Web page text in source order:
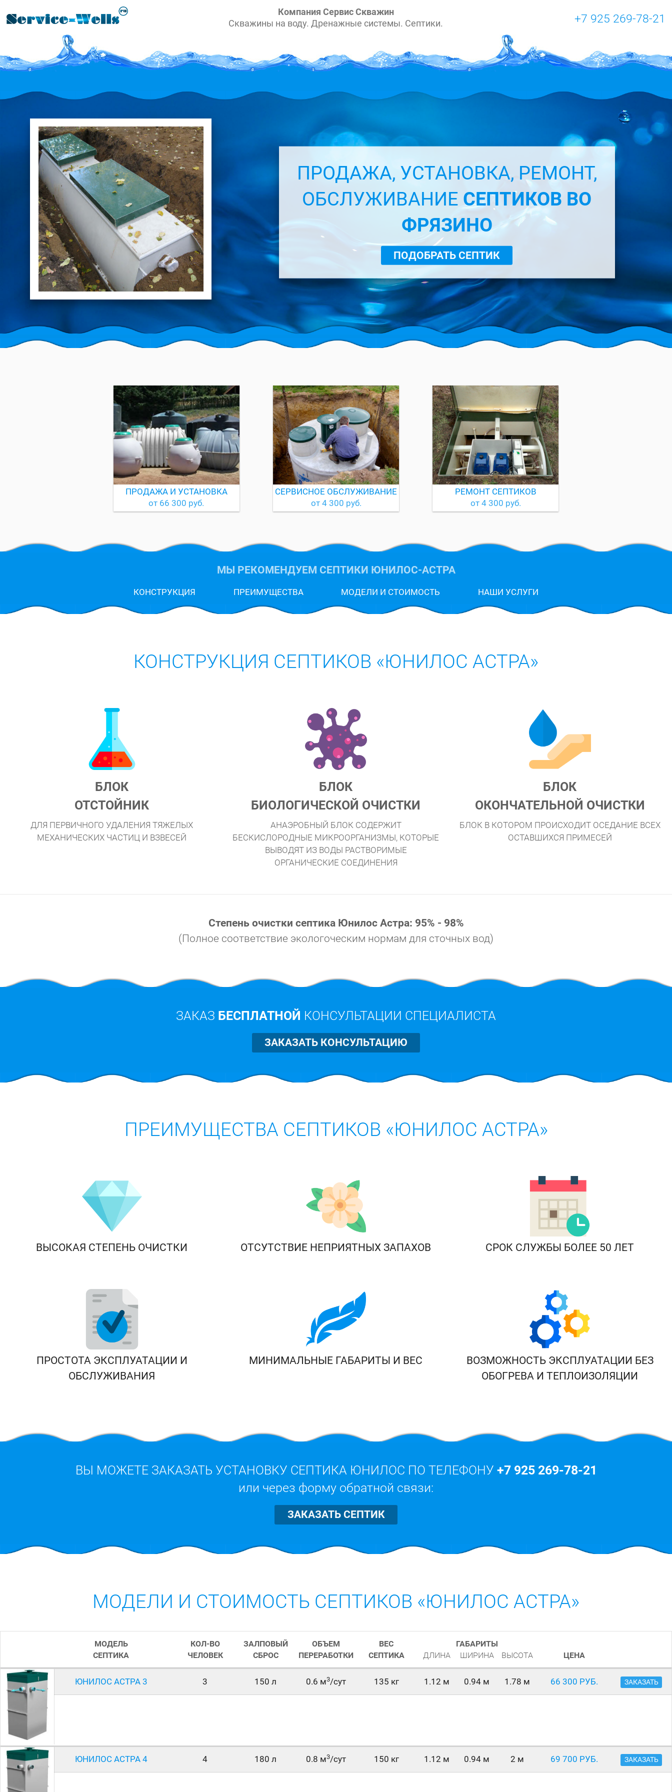
Компания Сервис Скважин
Скважины на воду. Дренажные системы. Септики.
+7 925 269-78-21
ПРОДАЖА, УСТАНОВКА, РЕМОНТ,
ОБСЛУЖИВАНИЕ СЕПТИКОВ ВО
ФРЯЗИНО
ПОДОБРАТЬ СЕПТИК
ПРОДАЖА И УСТАНОВКА
от 66 300 руб.
СЕРВИСНОЕ ОБСЛУЖИВАНИЕ
от 4 300 руб.
РЕМОНТ СЕПТИКОВ
от 4 300 руб.
МЫ РЕКОМЕНДУЕМ СЕПТИКИ ЮНИЛОС-АСТРА
КОНСТРУКЦИЯ ПРЕИМУЩЕСТВА МОДЕЛИ И СТОИМОСТЬ НАШИ УСЛУГИ
КОНСТРУКЦИЯ СЕПТИКОВ «ЮНИЛОС АСТРА»
БЛОК
ОТСТОЙНИК
ДЛЯ ПЕРВИЧНОГО УДАЛЕНИЯ ТЯЖЕЛЫХ
МЕХАНИЧЕСКИХ ЧАСТИЦ И ВЗВЕСЕЙ
БЛОК
БИОЛОГИЧЕСКОЙ ОЧИСТКИ
АНАЭРОБНЫЙ БЛОК СОДЕРЖИТ
БЕСКИСЛОРОДНЫЕ МИКРООРГАНИЗМЫ, КОТОРЫЕ
ВЫВОДЯТ ИЗ ВОДЫ РАСТВОРИМЫЕ
ОРГАНИЧЕСКИЕ СОЕДИНЕНИЯ
БЛОК
ОКОНЧАТЕЛЬНОЙ ОЧИСТКИ
БЛОК В КОТОРОМ ПРОИСХОДИТ ОСЕДАНИЕ ВСЕХ
ОСТАВШИХСЯ ПРИМЕСЕЙ
Степень очистки септика Юнилос Астра: 95% - 98%
(Полное соответствие экологоческим нормам для сточных вод)
ЗАКАЗ БЕСПЛАТНОЙ КОНСУЛЬТАЦИИ СПЕЦИАЛИСТА
ЗАКАЗАТЬ КОНСУЛЬТАЦИЮ
ПРЕИМУЩЕСТВА СЕПТИКОВ «ЮНИЛОС АСТРА»
ВЫСОКАЯ СТЕПЕНЬ ОЧИСТКИ ОТСУТСТВИЕ НЕПРИЯТНЫХ ЗАПАХОВ СРОК СЛУЖБЫ БОЛЕЕ 50 ЛЕТ
ПРОСТОТА ЭКСПЛУАТАЦИИ И
ОБСЛУЖИВАНИЯ
МИНИМАЛЬНЫЕ ГАБАРИТЫ И ВЕС
ВОЗМОЖНОСТЬ ЭКСПЛУАТАЦИИ БЕЗ
ОБОГРЕВА И ТЕПЛОИЗОЛЯЦИИ
ВЫ МОЖЕТЕ ЗАКАЗАТЬ УСТАНОВКУ СЕПТИКА ЮНИЛОС ПО ТЕЛЕФОНУ +7 925 269-78-21
или через форму обратной связи:
ЗАКАЗАТЬ СЕПТИК
МОДЕЛИ И СТОИМОСТЬ СЕПТИКОВ «ЮНИЛОС АСТРА»
МОДЕЛЬ
СЕПТИКА
КОЛ-ВО
ЧЕЛОВЕК
ЗАЛПОВЫЙ
СБРОС
ОБЪЕМ
ПЕРЕРАБОТКИ
ВЕС
СЕПТИКА
ДЛИНА
ГАБАРИТЫ
ШИРИНА
ВЫСОТА ЦЕНА
ЮНИЛОС АСТРА 3 3 150 л 0.6 м3/сут 135 кг 1.12 м 0.94 м 1.78 м 66 300 РУБ. ЗАКАЗАТЬ
ЮНИЛОС АСТРА 4 4 180 л 0.8 м3/сут 150 кг 1.12 м 0.94 м 2 м 69 700 РУБ. ЗАКАЗАТЬ